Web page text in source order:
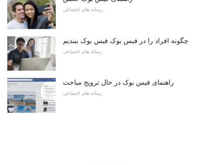
رسانه های اجتماعی
چگونه افراد را در فیس بوک فیس بوک ببندیم
رسانه های اجتماعی
راهنمای فیس بوک در حال ترویج مباحث
رسانه های اجتماعی